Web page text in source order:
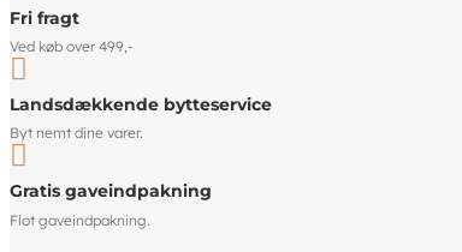
Fri fragt
Ved køb over 499,-

Landsdækkende bytteservice
Byt nemt dine varer.

Gratis gaveindpakning
Flot gaveindpakning.